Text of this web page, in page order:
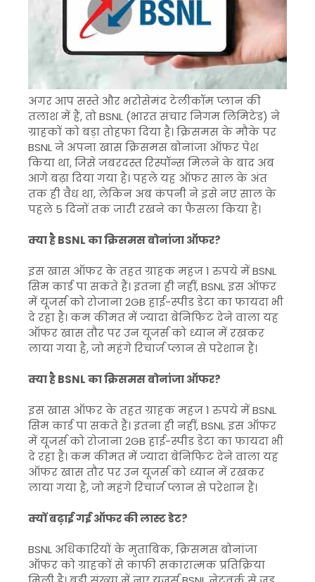
अगर आप सस्ते और भरोसेमंद टेलीकॉम प्लान की
तलाश में हैं, तो BSNL (भारत संचार निगम लिमिटेड) ने
ग्राहकों को बड़ा तोहफा दिया है। क्रिसमस के मौके पर
BSNL ने अपना खास क्रिसमस बोनांजा ऑफर पेश
किया था, जिसे जबरदस्त रिस्पॉन्स मिलने के बाद अब
आगे बढ़ा दिया गया है। पहले यह ऑफर साल के अंत
तक ही वैध था, लेकिन अब कंपनी ने इसे नए साल के
पहले 5 दिनों तक जारी रखने का फैसला किया है।
क्या है BSNL का क्रिसमस बोनांजा ऑफर?
इस खास ऑफर के तहत ग्राहक महज 1 रुपये में BSNL
सिम कार्ड पा सकते हैं। इतना ही नहीं, BSNL इस ऑफर
में यूजर्स को रोजाना 2GB हाई-स्पीड डेटा का फायदा भी
दे रहा है। कम कीमत में ज्यादा बेनिफिट देने वाला यह
ऑफर खास तौर पर उन यूजर्स को ध्यान में रखकर
लाया गया है, जो महंगे रिचार्ज प्लान से परेशान हैं।
क्या है BSNL का क्रिसमस बोनांजा ऑफर?
इस खास ऑफर के तहत ग्राहक महज 1 रुपये में BSNL
सिम कार्ड पा सकते हैं। इतना ही नहीं, BSNL इस ऑफर
में यूजर्स को रोजाना 2GB हाई-स्पीड डेटा का फायदा भी
दे रहा है। कम कीमत में ज्यादा बेनिफिट देने वाला यह
ऑफर खास तौर पर उन यूजर्स को ध्यान में रखकर
लाया गया है, जो महंगे रिचार्ज प्लान से परेशान हैं।
क्यों बढ़ाई गई ऑफर की लास्ट डेट?
BSNL अधिकारियों के मुताबिक, क्रिसमस बोनांजा
ऑफर को ग्राहकों से काफी सकारात्मक प्रतिक्रिया